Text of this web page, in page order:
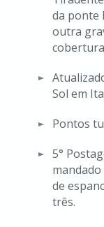
da ponte
outra
cobertura
Sol em
Pontos
5°
de
três.